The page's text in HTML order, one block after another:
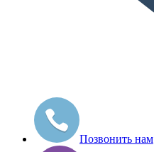
Позвонить нам